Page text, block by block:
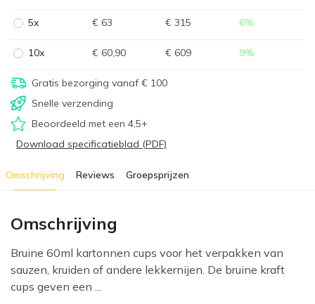
5x € 63 € 315 6%
10x € 60,90 € 609 9%
Gratis bezorging vanaf € 100
Snelle verzending
Beoordeeld met een 4,5+
Download specificatieblad (PDF)
Omschrijving Reviews Groepsprijzen
Omschrijving
Bruine 60ml kartonnen cups voor het verpakken van
sauzen, kruiden of andere lekkernijen. De bruine kraft
cups geven een ...